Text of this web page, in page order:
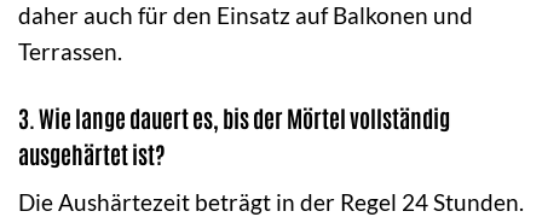
daher auch für den Einsatz auf Balkonen und
Terrassen.
3. Wie lange dauert es, bis der Mörtel vollständig
ausgehärtet ist?
Die Aushärtezeit beträgt in der Regel 24 Stunden.